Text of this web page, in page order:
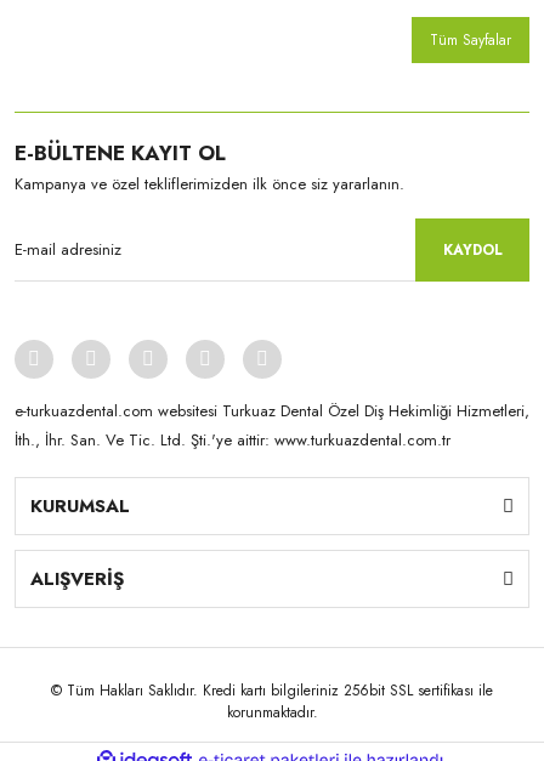
Tüm Sayfalar
E-BÜLTENE KAYIT OL
Kampanya ve özel tekliflerimizden ilk önce siz yararlanın.
KAYDOL
e-turkuazdental.com websitesi Turkuaz Dental Özel Diş Hekimliği Hizmetleri,
İth., İhr. San. Ve Tic. Ltd. Şti.'ye aittir: www.turkuazdental.com.tr
KURUMSAL
ALIŞVERİŞ
© Tüm Hakları Saklıdır. Kredi kartı bilgileriniz 256bit SSL sertifikası ile
korunmaktadır.